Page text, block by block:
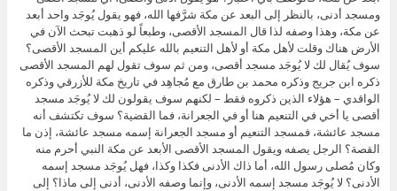
ومسجد أدنى، بالنظر إلى البعد عن مكة شرَّفها الله، فهو يقول يُوجَد واحد أبعد
عن مكة، وهذا وصفه لذا قال المسجد الأقصى، وطبعاً لو ذهبت تبحث الآن في
الأرض هناك وقلت لأهل مكة أو لأهل التنعيم بالله عليكم أين المسجد الأقصى؟
سوف يُقال لك لا يُوجَد مسجد أقصى، ومن ثم سوف تقول لهم المسجد الأقصى
ذكره ابن جريج وذكره محمد بن طارق مع مُجاهِد في تاريخ مكة للأزرقي وذكره
الواقدي – هؤلاء الذين ذكروه فقط – لكنهم سوف يقولون لك لا يُوجَد مسجد
أقصى يا أخي في التنعيم هنا أو في الجعرانة، فما القضية؟ سوف تكتشف أنه
مسجد عائشة، فمسجد التنعيم أو مسجد الجعرانة إسمه مسجد عائشة، إذن ما
القصة؟ الرجل يصفه ويقول المسجد الأقصى الأبعد عن مكة النبي أحرم منه
وكان مُصلى رسول الله، أما ذاك الأدنى فكذا وكذا، فهل يُوجَد مسجد إسمه
الأدنى؟ لا يُوجَد مسجد إسمه الأدنى، وإنما وصفه الأدنى، أدنى إلى ماذا؟ إلى